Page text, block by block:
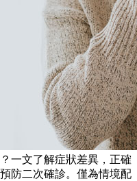
一文了解症狀差異，正確
防二次確診。僅為情境配